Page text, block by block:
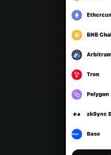
Português
Bahasa Indonesia
Português (Brasil)